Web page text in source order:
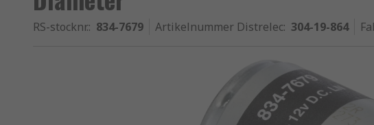
RS-stocknr.: 834-7679 Artikelnummer Distrelec: 304-19-864